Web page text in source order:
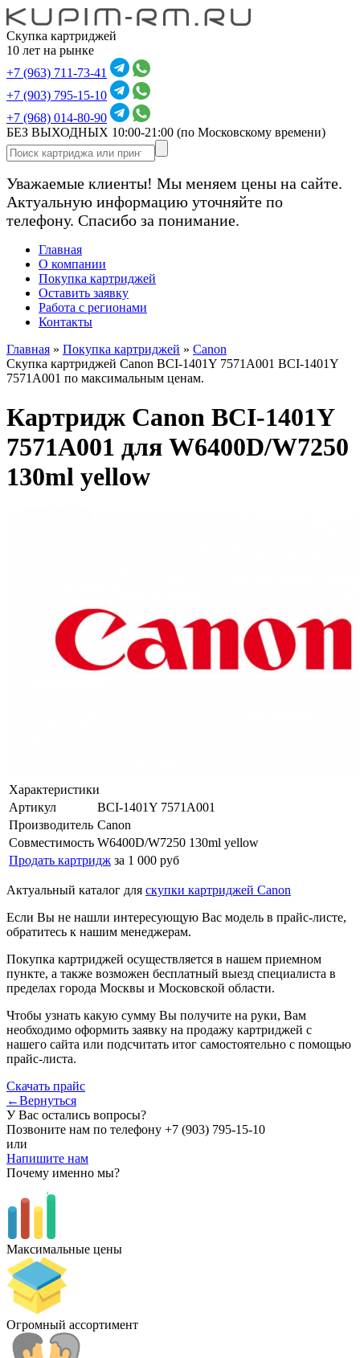
Скупка картриджей
10 лет на рынке
+7 (963) 711-73-41
+7 (903) 795-15-10
+7 (968) 014-80-90
БЕЗ ВЫХОДНЫХ 10:00-21:00 (по Московскому времени)
Уважаемые клиенты! Мы меняем цены на сайте.
Актуальную информацию уточняйте по
телефону. Спасибо за понимание.
Главная
О компании
Покупка картриджей
Оставить заявку
Работа с регионами
Контакты
Главная » Покупка картриджей » Canon
Скупка картриджей Canon BCI-1401Y 7571A001 BCI-1401Y
7571A001 по максимальным ценам.
Картридж Canon BCI-1401Y
7571A001 для W6400D/W7250
130ml yellow
Характеристики
Артикул
BCI-1401Y 7571A001
Производитель Canon
Совместимость W6400D/W7250 130ml yellow
Продать картридж за 1 000 руб
Актуальный каталог для скупки картриджей Canon
Если Вы не нашли интересующую Вас модель в прайс-листе,
обратитесь к нашим менеджерам.
Покупка картриджей осуществляется в нашем приемном
пункте, а также возможен бесплатный выезд специалиста в
пределах города Москвы и Московской области.
Чтобы узнать какую сумму Вы получите на руки, Вам
необходимо оформить заявку на продажу картриджей с
нашего сайта или подсчитать итог самостоятельно с помощью
прайс-листа.
Скачать прайс
←Вернуться
У Вас остались вопросы?
Позвоните нам по телефону +7 (903) 795-15-10
или
Напишите нам
Почему именно мы?
Максимальные цены
Огромный ассортимент